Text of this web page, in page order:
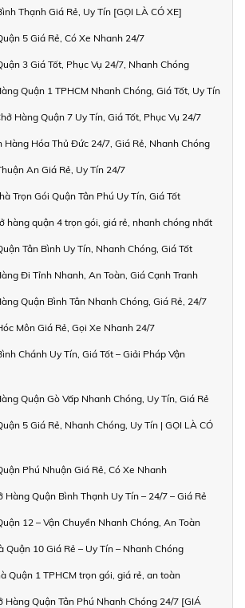
Thạnh Giá Rẻ, Uy Tín [GỌI LÀ CÓ XE]
5 Giá Rẻ, Có Xe Nhanh 24/7
3 Giá Tốt, Phục Vụ 24/7, Nhanh Chóng
Quận 1 TPHCM Nhanh Chóng, Giá Tốt, Uy Tín
Hàng Quận 7 Uy Tín, Giá Tốt, Phục Vụ 24/7
Hàng Hóa Thủ Đức 24/7, Giá Rẻ, Nhanh Chóng
An Giá Rẻ, Uy Tín 24/7
Trọn Gói Quận Tân Phú Uy Tín, Giá Tốt
hàng quận 4 trọn gói, giá rẻ, nhanh chóng nhất
Tân Bình Uy Tín, Nhanh Chóng, Giá Tốt
Đi Tỉnh Nhanh, An Toàn, Giá Cạnh Tranh
Quận Bình Tân Nhanh Chóng, Giá Rẻ, 24/7
Môn Giá Rẻ, Gọi Xe Nhanh 24/7
Chánh Uy Tín, Giá Tốt – Giải Pháp Vận
Quận Gò Vấp Nhanh Chóng, Uy Tín, Giá Rẻ
5 Giá Rẻ, Nhanh Chóng, Uy Tín | GỌI LÀ CÓ
Phú Nhuận Giá Rẻ, Có Xe Nhanh
Hàng Quận Bình Thạnh Uy Tín – 24/7 – Giá Rẻ
12 – Vận Chuyển Nhanh Chóng, An Toàn
Quận 10 Giá Rẻ – Uy Tín – Nhanh Chóng
Quận 1 TPHCM trọn gói, giá rẻ, an toàn
Hàng Quận Tân Phú Nhanh Chóng 24/7 [GIÁ